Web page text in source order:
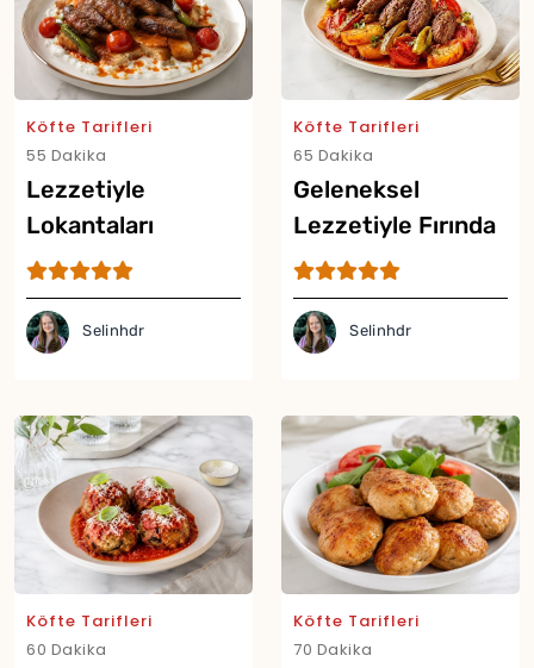
Köfte Tarifleri
55 Dakika
Lezzetiyle
Lokantaları
Aratmayan Pideli
Köfte Tarifi
Selinhdr
Köfte Tarifleri
65 Dakika
Geleneksel
Lezzetiyle Fırında
İzmir Köfte Tarifi
Selinhdr
Köfte Tarifleri
60 Dakika
Köfte Tarifleri
70 Dakika